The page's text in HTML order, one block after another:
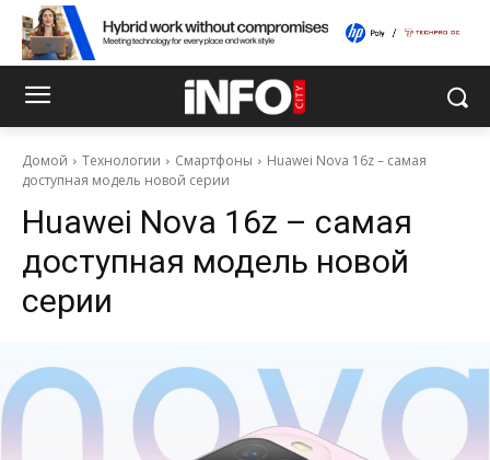
Домой Технологии Смартфоны
Huawei Nova 16z – самая
доступная модель новой серии
Huawei Nova 16z – самая
доступная модель новой
серии